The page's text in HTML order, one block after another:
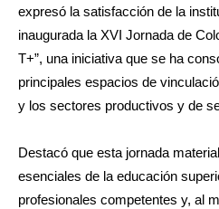
expresó la satisfacción de la
inaugurada la XVI Jornada de
T+”, una iniciativa que se ha
principales espacios de
y los sectores productivos y de
Destacó que esta jornada
esenciales de la educación
profesionales competentes y, al